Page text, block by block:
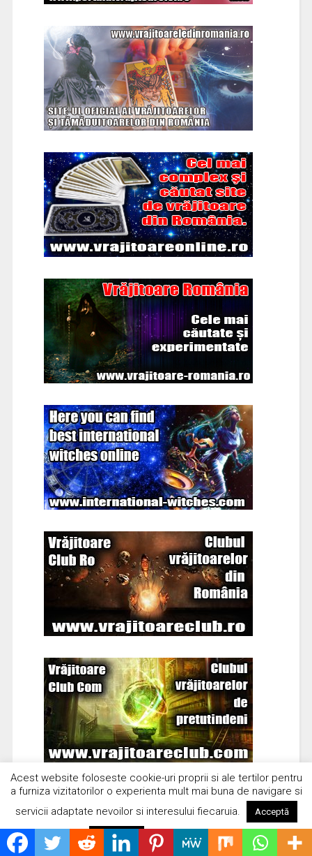
Acest website foloseste cookie-uri proprii si ale tertilor pentru
a furniza vizitatorilor o experienta mult mai buna de navigare si
servicii adaptate nevoilor si interesului fiecaruia.
Acceptă
Respinge Citește mai mult